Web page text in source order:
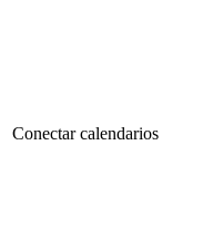
Conectar calendarios